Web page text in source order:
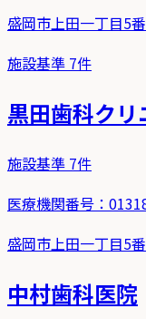
盛岡市上田一丁目5
施設基準 7件
黒田歯科クリ
施設基準 7件
医療機関番号：
盛岡市上田一丁目5
中村歯科医院